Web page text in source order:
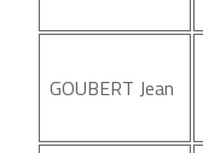
GOUBERT Jean